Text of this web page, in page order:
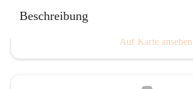
Beschreibung
Auf Karte ansehen